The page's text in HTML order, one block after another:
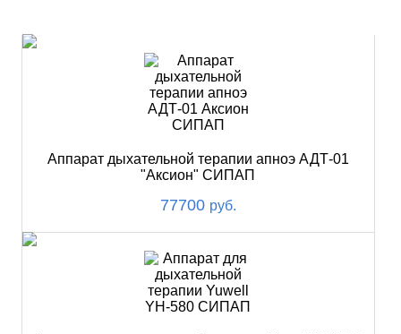
Аппарат дыхательной терапии апноэ АДТ-01
"Аксион" СИПАП
77700 руб.